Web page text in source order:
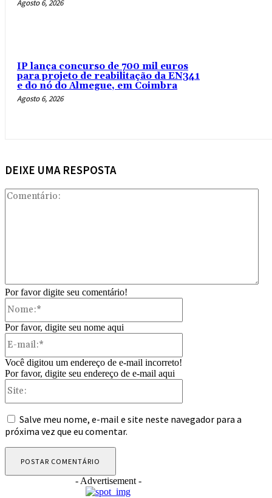
Agosto 6, 2026
IP lança concurso de 700 mil euros
para projeto de reabilitação da EN341
e do nó do Almegue, em Coimbra
Agosto 6, 2026
DEIXE UMA RESPOSTA
Por favor digite seu comentário!
Por favor, digite seu nome aqui
Você digitou um endereço de e-mail incorreto!
Por favor, digite seu endereço de e-mail aqui
Salve meu nome, e-mail e site neste navegador para a
próxima vez que eu comentar.
- Advertisement -